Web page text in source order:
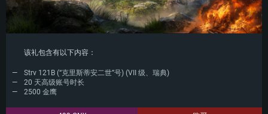
该礼包含有以下内容：
Strv 121B (“克里斯蒂安二世”号) (VII 级、瑞典)
20 天高级账号时长
2500 金鹰